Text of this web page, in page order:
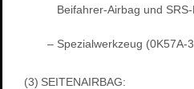
Beifahrer-Airbag und
– Spezialwerkzeug (0K57A-
(3) SEITENAIRBAG: